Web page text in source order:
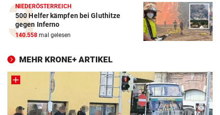
NIEDERÖSTERREICH
500 Helfer kämpfen bei Gluthitze
gegen Inferno
140.558 mal gelesen
MEHR KRONE+ ARTIKEL